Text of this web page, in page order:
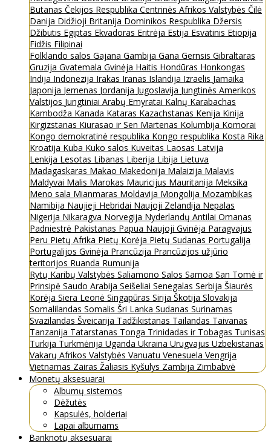
Butanas Čekijos Respublika Centrinės Afrikos Valstybės Čilė
Danija Didžioji Britanija Dominikos Respublika Džersis
Džibutis Egiptas Ekvadoras Eritrėja Estija Esvatinis Etiopija
Fidžis Filipinai
Folklando salos Gajana Gambija Gana Gernsis Gibraltaras
Gruzija Gvatemala Gvinėja Haitis Hondūras Honkongas
Indija Indonezija Irakas Iranas Islandija Izraelis Jamaika
Japonija Jemenas Jordanija Jugoslavija Jungtinės Amerikos
Valstijos Jungtiniai Arabų Emyratai Kalnų Karabachas
Kambodža Kanada Kataras Kazachstanas Kenija Kinija
Kirgizstanas Kiurasao ir Sen Martenas Kolumbija Komorai
Kongo demokratinė respublika Kongo respublika Kosta Rika
Kroatija Kuba Kuko salos Kuveitas Laosas Latvija
Lenkija Lesotas Libanas Liberija Libija Lietuva
Madagaskaras Makao Makedonija Malaizija Malavis
Maldyvai Malis Marokas Mauricijus Mauritanija Meksika
Meno sala Mianmaras Moldavija Mongolija Mozambikas
Namibija Naujieji Hebridai Naujoji Zelandija Nepalas
Nigerija Nikaragva Norvegija Nyderlandų Antilai Omanas
Padniestrė Pakistanas Papua Naujoji Gvinėja Paragvajus
Peru Pietų Afrika Pietų Korėja Pietų Sudanas Portugalija
Portugalijos Gvinėja Prancūzija Prancūzijos užjūrio
teritorijos Ruanda Rumunija
Rytų Karibų Valstybės Saliamono Salos Samoa San Tomė ir
Prinsipė Saudo Arabija Seišeliai Senegalas Serbija Šiaurės
Korėja Siera Leonė Singapūras Sirija Škotija Slovakija
Somalilandas Somalis Šri Lanka Sudanas Surinamas
Svazilandas Šveicarija Tadžikistanas Tailandas Taivanas
Tanzanija Tatarstanas Tonga Trinidadas ir Tobagas Tunisas
Turkija Turkmėnija Uganda Ukraina Urugvajus Uzbekistanas
Vakarų Afrikos Valstybės Vanuatu Venesuela Vengrija
Vietnamas Zairas Žaliasis Kyšulys Zambija Zimbabvė
Monetų aksesuarai
Albumų sistemos
Dėžutės
Kapsulės, holderiai
Lapai albumams
Banknotų aksesuarai